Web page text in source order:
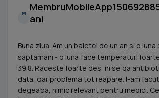
M
ani
Buna ziua. Am un baietel de un an si o luna
saptamani - o luna face temperaturi
39.8. Raceste foarte des, ni se da
data, dar problema tot reapare. I-am
degeaba, nimic relevant pentru medici.